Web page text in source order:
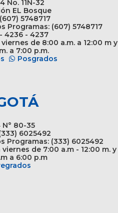
No. 11N-32
EL Bosque
5748717
Programas: (607) 5748717
4236 - 4237
de 8:00 a.m. a 12:00 m y
a 7:00 p.m.
Posgrados
N° 80-35
6025492
Programas: (333) 6025492
de 7:00 a.m - 12:00 m. y
a 6:00 p.m